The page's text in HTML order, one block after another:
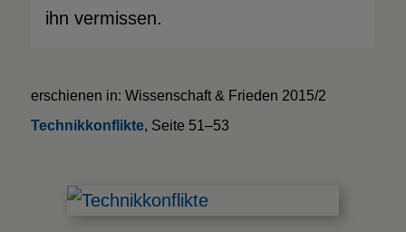
ihn vermissen.
erschienen in: Wissenschaft & Frieden 2015/2
Technikkonflikte, Seite 51–53